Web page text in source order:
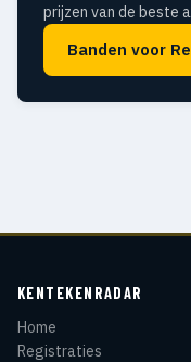
prijzen van de beste
Banden voor
KENTEKENRADAR
Home
Registraties